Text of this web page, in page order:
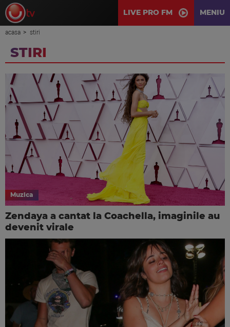
LIVE PRO FM MENIU
acasa stiri
STIRI
Muzica
Zendaya a cantat la Coachella, imaginile au
devenit virale